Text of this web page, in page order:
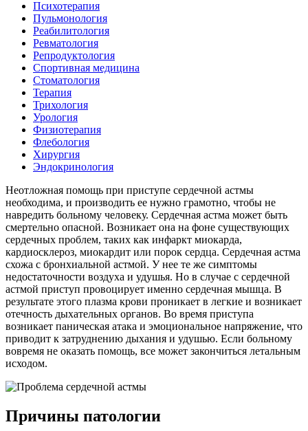
Психотерапия
Пульмонология
Реабилитология
Ревматология
Репродуктология
Спортивная медицина
Стоматология
Терапия
Трихология
Урология
Физиотерапия
Флебология
Хирургия
Эндокринология
Неотложная помощь при приступе сердечной астмы
необходима, и производить ее нужно грамотно, чтобы не
навредить больному человеку. Сердечная астма может быть
смертельно опасной. Возникает она на фоне существующих
сердечных проблем, таких как инфаркт миокарда,
кардиосклероз, миокардит или порок сердца. Сердечная астма
схожа с бронхиальной астмой. У нее те же симптомы
недостаточности воздуха и удушья. Но в случае с сердечной
астмой приступ провоцирует именно сердечная мышца. В
результате этого плазма крови проникает в легкие и возникает
отечность дыхательных органов. Во время приступа
возникает паническая атака и эмоциональное напряжение, что
приводит к затруднению дыхания и удушью. Если больному
вовремя не оказать помощь, все может закончиться летальным
исходом.
Причины патологии